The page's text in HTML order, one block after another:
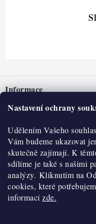
Nastavení ochrany
Udělením Vašeho
Vám budeme ukazovat
skutečně zajímají. K
sdílíme je také s našimi
analýzy. Kliknutím na
cookies, které
informacízde.
pInformace
Nepřevzetí zásilky na
Obchodní podmínky
Hodnocení obchodu
Blog
Moje objednávka
O nás
Historie
Kontakty
O nákupu
Reklamace a vratky
Výdejní místa